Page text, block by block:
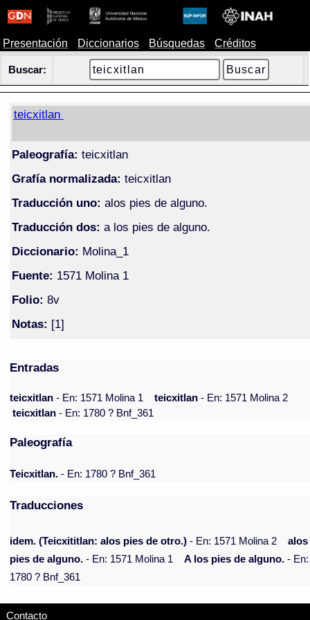
Presentación Diccionarios Búsquedas Créditos
Buscar:
teicxitlan
Paleografía: teicxitlan
Grafía normalizada: teicxitlan
Traducción uno: alos pies de alguno.
Traducción dos: a los pies de alguno.
Diccionario: Molina_1
Fuente: 1571 Molina 1
Folio: 8v
Notas: [1]
Entradas
teicxitlan- En: 1571 Molina 1 teicxitlan- En: 1571 Molina 2
teicxitlan- En: 1780 ? Bnf_361
Paleografía
Teicxitlan. - En: 1780 ? Bnf_361
Traducciones
idem. (Teicxititlan: alos pies de otro.) - En: 1571 Molina 2
alos
pies de alguno. - En: 1571 Molina 1 A los pies de alguno. - En:
1780 ? Bnf_361
Contacto